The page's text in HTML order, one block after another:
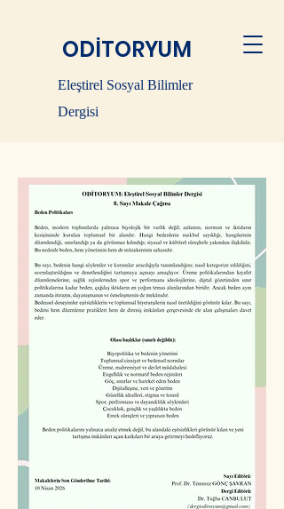
ODİTORYUM
Eleştirel Sosyal Bilimler
Dergisi